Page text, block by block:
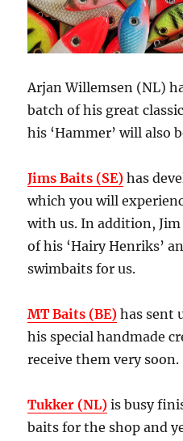
Arjan Willemsen (NL)
batch of his great
his ‘Hammer’ will also
Jims Baits (SE) has
which you will
with us. In addition, Jim
of his ‘Hairy Henriks’
swimbaits for us.
MT Baits (BE) has sent
his special handmade
receive them very soon.
Tukker (NL) is busy
baits for the shop and